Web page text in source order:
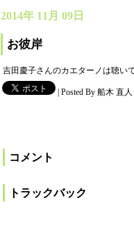
2014年 11月 09日
お彼岸
吉田慶子さんのカエターノは聴い
| Posted By 船木 直人
コメント
トラックバック